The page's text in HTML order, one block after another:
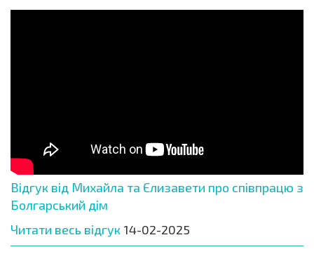
Відгук від Михайла та Єлизавети про співпрацю з
Болгарський дім
Читати весь відгук 14-02-2025